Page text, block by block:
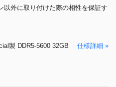
以外に取り付けた際の相性を保証す
製 DDR5-5600 32GB 仕様詳細 »